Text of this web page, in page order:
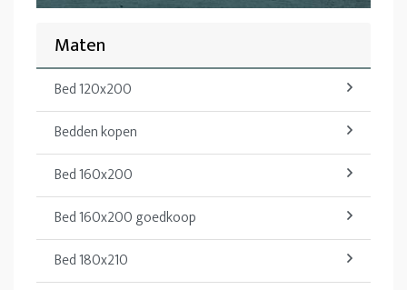
Maten
Bed 120x200
Bedden kopen
Bed 160x200
Bed 160x200 goedkoop
Bed 180x210